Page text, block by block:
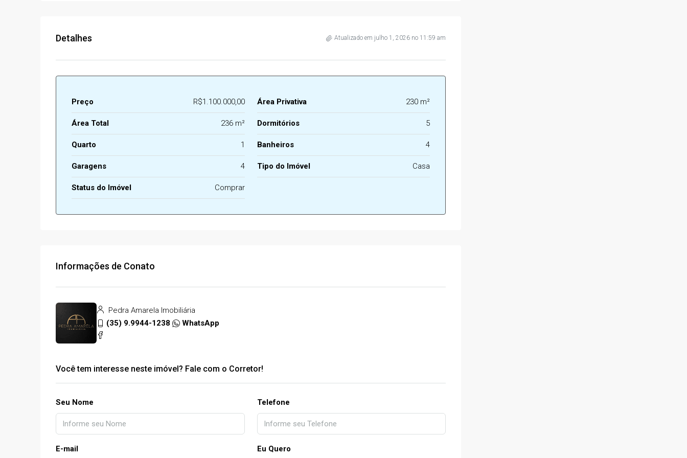
Detalhes Atualizado em julho 1, 2026 no 11:59 am
Preço R$1.100.000,00 Área Privativa 230 m²
Área Total 236 m² Dormitórios 5
Quarto 1 Banheiros 4
Garagens 4 Tipo do Imóvel Casa
Status do Imóvel Comprar
Informações de Conato
Pedra Amarela Imobiliária
(35) 9.9944-1238
WhatsApp
Você tem interesse neste imóvel? Fale com o Corretor!
Seu Nome Telefone
E-mail Eu Quero